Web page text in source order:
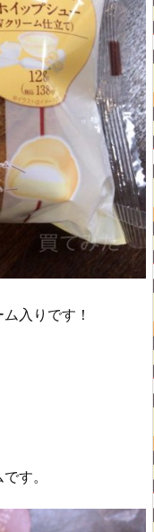
入りです！
す。